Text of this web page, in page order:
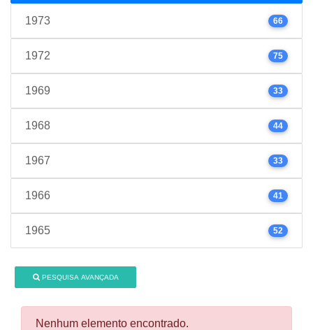
1973 66
1972 75
1969 33
1968 44
1967 33
1966 41
1965 52
PESQUISA AVANÇADA
Nenhum elemento encontrado.